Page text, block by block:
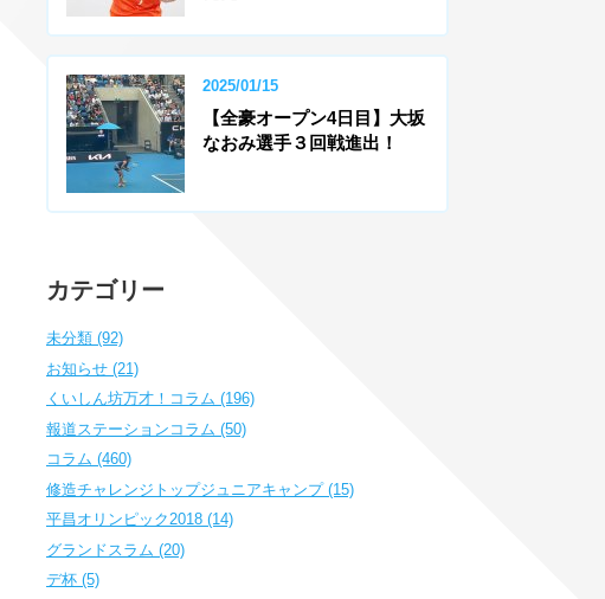
2025/01/15
【全豪オープン4日目】大坂
なおみ選手３回戦進出！
カテゴリー
未分類 (92)
お知らせ (21)
くいしん坊万才！コラム (196)
報道ステーションコラム (50)
コラム (460)
修造チャレンジトップジュニアキャンプ (15)
平昌オリンピック2018 (14)
グランドスラム (20)
デ杯 (5)